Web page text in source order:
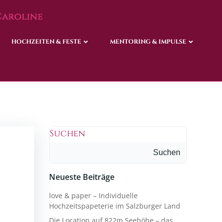
HOCHZEITEN & FESTE MENTORING & IMPULSE
HOCHZEITEN & FESTE MENTORING & IMPULSE
Suchen
Suchen
Neueste Beiträge
love & paper – Individuelle
Hochzeitspapeterie im Salzburger Land